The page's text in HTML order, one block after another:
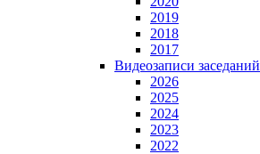
2019
2018
2017
Видеозаписи заседаний
2026
2025
2024
2023
2022